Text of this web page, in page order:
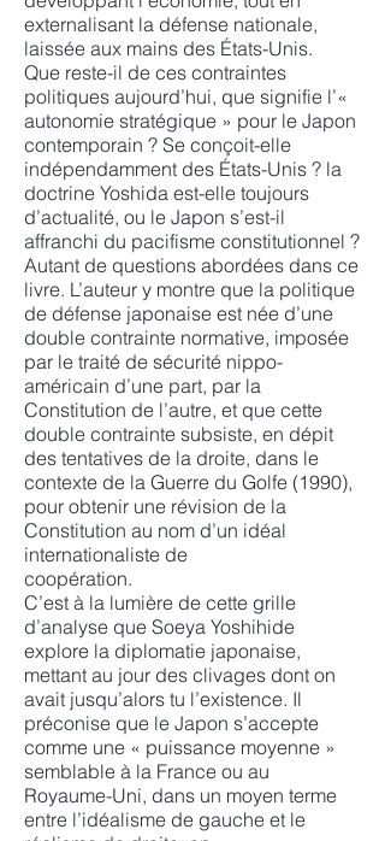
externalisant la défense nationale,
laissée aux mains des États-Unis.
Que reste-il de ces contraintes
politiques aujourd’hui, que signifie l’«
autonomie stratégique » pour le Japon
contemporain ? Se conçoit-elle
indépendamment des États-Unis ? la
doctrine Yoshida est-elle toujours
d’actualité, ou le Japon s’est-il
affranchi du pacifisme constitutionnel ?
Autant de questions abordées dans ce
livre. L’auteur y montre que la politique
de défense japonaise est née d’une
double contrainte normative, imposée
par le traité de sécurité nippo-
américain d’une part, par la
Constitution de l’autre, et que cette
double contrainte subsiste, en dépit
des tentatives de la droite, dans le
contexte de la Guerre du Golfe (1990),
pour obtenir une révision de la
Constitution au nom d’un idéal
internationaliste de
coopération.
C’est à la lumière de cette grille
d’analyse que Soeya Yoshihide
explore la diplomatie japonaise,
mettant au jour des clivages dont on
avait jusqu’alors tu l’existence. Il
préconise que le Japon s’accepte
comme une « puissance moyenne »
semblable à la France ou au
Royaume-Uni, dans un moyen terme
entre l’idéalisme de gauche et le